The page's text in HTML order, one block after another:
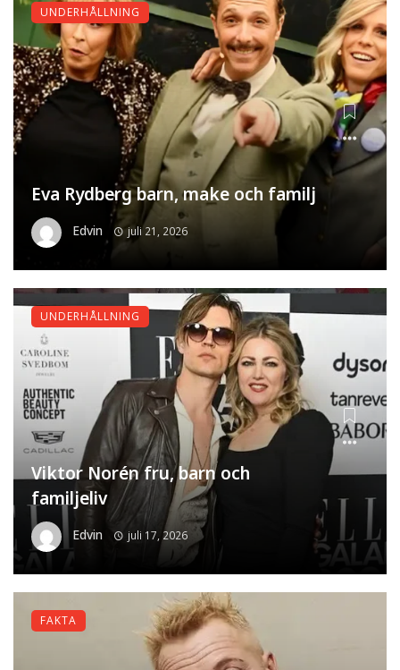
Eva Rydberg barn, make och familj
Edvin juli 21, 2026
UNDERHÅLLNING
Viktor Norén fru, barn och
familjeliv
Edvin juli 17, 2026
UNDERHÅLLNING
FAKTA